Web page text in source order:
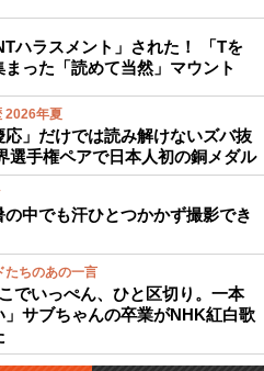
ハラスメント」された！ 「Tを
った「読めて当然」マウント
2026年夏
」だけでは読み解けないズバ抜
選手権ペアで日本人初の銅メダル
中でも汗ひとつかかず撮影でき
たちのあの一言
でいっぺん、ひと区切り。一本
サブちゃんの卒業がNHK紅白歌